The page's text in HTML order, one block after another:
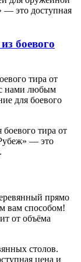
— это доступная
боевого
тира от
с нами любым
для боевого
тира от
— это
прямо
вам способом!
от объёма
столов.
цена и